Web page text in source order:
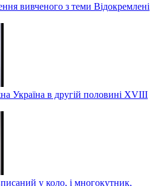
вивченого з теми Відокремлені
Україна в другій половині ХVIIІ
у коло, і многокутник,